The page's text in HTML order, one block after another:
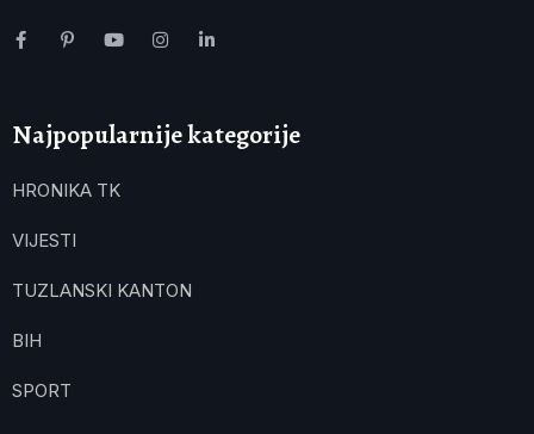
Najpopularnije kategorije
HRONIKA TK
VIJESTI
TUZLANSKI KANTON
BIH
SPORT